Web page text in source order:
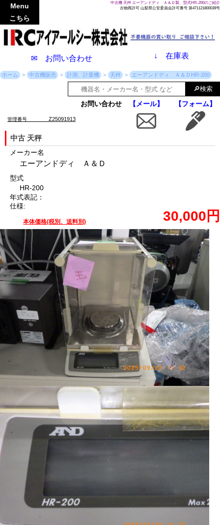
中古機 天秤 エーアンドディ Ａ＆Ｄ製、型式HR-200のご紹介
古物商許可 山梨県公安委員会許可番号 第471121800039号
✉ お問い合わせ ↓ 在庫表
Menu
こちら
ホーム 中古機販売 計測、計量機 天秤 エーアンドディ Ａ＆ＤHR-200
お問い合わせ 【メール】 【フォーム】
管理番号 Z25091913
中古 天秤
メーカー名
エーアンドディ Ａ＆Ｄ
型式
HR-200
年式表記：
仕様:
本体価格(税別、送料別) 30,000円